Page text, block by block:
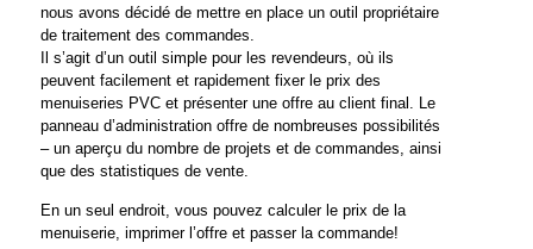
nous avons décidé de mettre en place un outil propriétaire
de traitement des commandes.
Il s’agit d’un outil simple pour les revendeurs, où ils
peuvent facilement et rapidement fixer le prix des
menuiseries PVC et présenter une offre au client final. Le
panneau d’administration offre de nombreuses possibilités
– un aperçu du nombre de projets et de commandes, ainsi
que des statistiques de vente.
En un seul endroit, vous pouvez calculer le prix de la
menuiserie, imprimer l’offre et passer la commande!